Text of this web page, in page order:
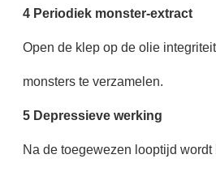
4 Periodiek monster-extract
Open de klep op de olie
monsters te verzamelen.
5 Depressieve werking
Na de toegewezen looptijd wordt